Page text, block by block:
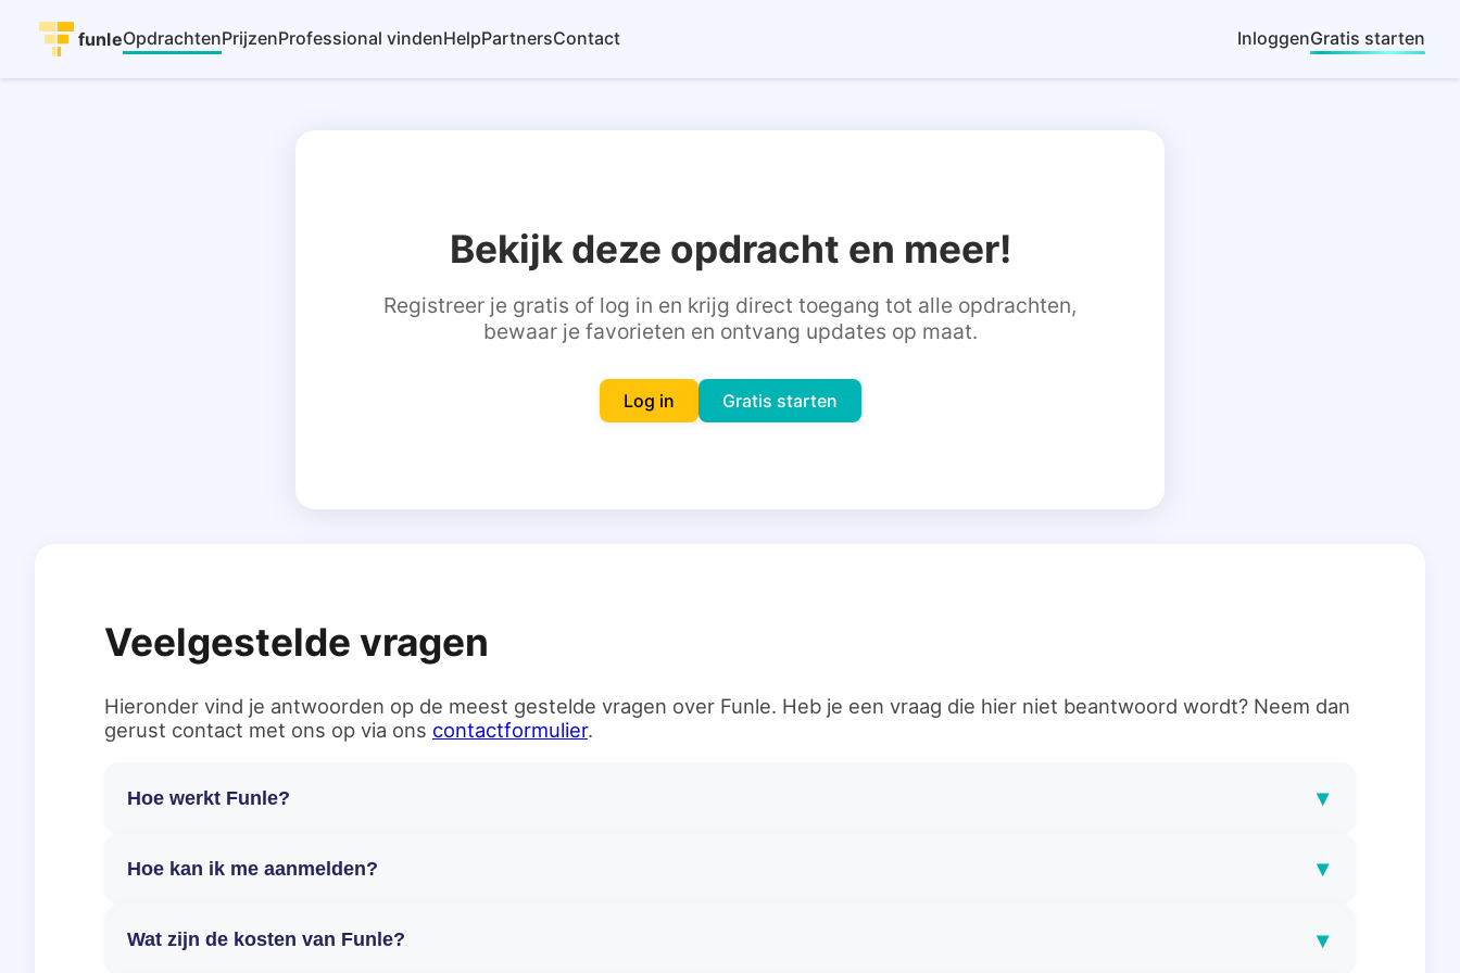
funleOpdrachtenPrijzenProfessional vindenHelpPartnersContact InloggenGratis starten
Bekijk deze opdracht en meer!
Registreer je gratis of log in en krijg direct toegang tot alle opdrachten,
bewaar je favorieten en ontvang updates op maat.
Log in Gratis starten
Veelgestelde vragen
Hieronder vind je antwoorden op de meest gestelde vragen over Funle. Heb je een vraag die hier niet beantwoord wordt? Neem dan
gerust contact met ons op via ons contactformulier.
Hoe werkt Funle? ▾
Hoe kan ik me aanmelden? ▾
Wat zijn de kosten van Funle? ▾